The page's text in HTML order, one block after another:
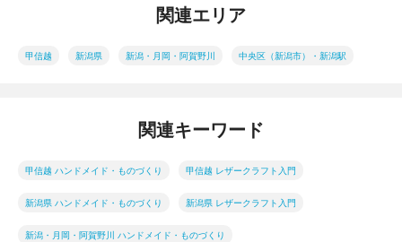
関連エリア
甲信越 新潟県 新潟・月岡・阿賀野川 中央区（新潟市）・新潟駅
関連キーワード
甲信越 ハンドメイド・ものづくり 甲信越 レザークラフト入門
新潟県 ハンドメイド・ものづくり 新潟県 レザークラフト入門
新潟・月岡・阿賀野川 ハンドメイド・ものづくり